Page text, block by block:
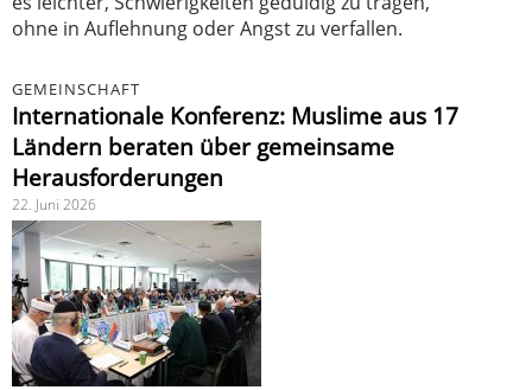
ohne in Auflehnung oder Angst zu verfallen.
GEMEINSCHAFT
Internationale Konferenz: Muslime aus 17
Ländern beraten über gemeinsame
Herausforderungen
22. Juni 2026